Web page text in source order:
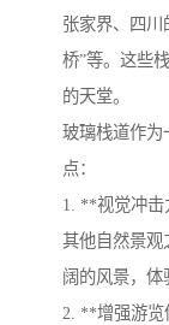
张家界、四川
桥”等。这些
的天堂。
玻璃栈道作为
点：
1. **视觉冲击
其他自然景观
阔的风景，体
2. **增强游览